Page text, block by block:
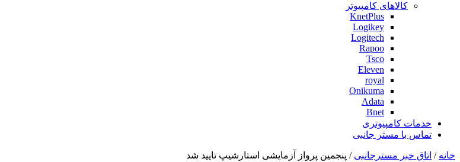
کالاهای کامپیوتر
KnetPlus
Logikey
Logitech
Rapoo
Tsco
Eleven
royal
Onikuma
Adata
Bnet
خدمات کامپیوتری
تماس با مستر جانبی
خانه / اتاق خبر مسترجانبی / پنجمین پرواز آزمایشی استارشیپ تایید شد